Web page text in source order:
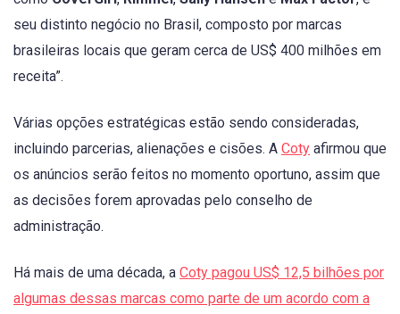
seu distinto negócio no Brasil, composto por marcas
brasileiras locais que geram cerca de US$ 400 milhões em
receita”.
Várias opções estratégicas estão sendo consideradas,
incluindo parcerias, alienações e cisões. A Coty afirmou que
os anúncios serão feitos no momento oportuno, assim que
as decisões forem aprovadas pelo conselho de
administração.
Há mais de uma década, a Coty pagou US$ 12,5 bilhões por
algumas dessas marcas como parte de um acordo com a